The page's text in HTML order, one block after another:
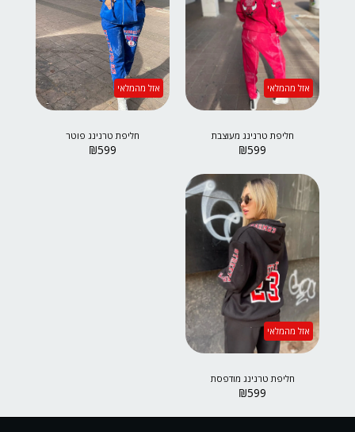
אזל מהמלאי
חליפת טרנינג מעוצבת
₪599
אזל מהמלאי
חליפת טרנינג פוטר
₪599
אזל מהמלאי
חליפת טרנינג מודפסת
₪599